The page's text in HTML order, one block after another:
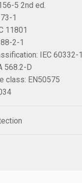
5 2nd ed.
1
11801
2-1
IEC 60332-1
568.2-D
class: EN50575